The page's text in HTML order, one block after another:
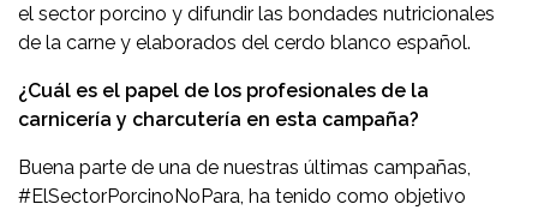
el sector porcino y difundir las bondades nutricionales
de la carne y elaborados del cerdo blanco español.
¿Cuál es el papel de los profesionales de la
carnicería y charcutería en esta campaña?
Buena parte de una de nuestras últimas campañas,
#ElSectorPorcinoNoPara, ha tenido como objetivo